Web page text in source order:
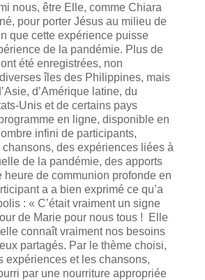
nous, être Elle, comme Chiara
pour porter Jésus au milieu de
que cette expérience puisse
de la pandémie. Plus de
été enregistrées, non
îles des Philippines, mais
d’Amérique latine, du
Unis et de certains pays
en ligne, disponible en
infini de participants,
des expériences liées à
de la pandémie, des apports
heure de communion profonde en
a a bien exprimé ce qu’a
: « C’était vraiment un signe
de Marie pour nous tous ! Elle
connaît vraiment nos besoins
partagés. Par le thème choisi,
expériences et les chansons,
par une nourriture appropriée